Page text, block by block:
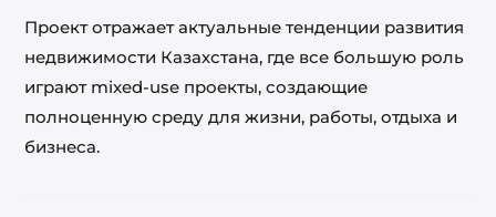
Проект отражает актуальные тенденции развития
недвижимости Казахстана, где все большую роль
играют mixed-use проекты, создающие
полноценную среду для жизни, работы, отдыха и
бизнеса.